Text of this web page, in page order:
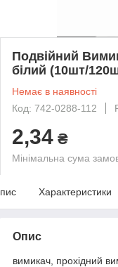
Подвійний
білий (10шт/
Немає в наявності
Код: 742-0288-112
2,34 ₴
Мінімальна сума
Характеристики
Опис
вимикач, прохідний